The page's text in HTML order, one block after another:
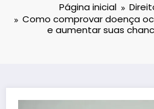
Página inicial
Como comprovar doença
e aumentar suas